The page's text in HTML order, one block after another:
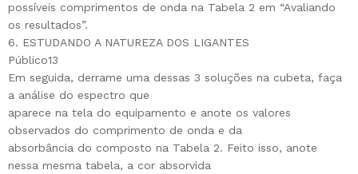
possíveis comprimentos de onda na Tabela 2 em “Avaliando
os resultados”.
6. ESTUDANDO A NATUREZA DOS LIGANTES
Público13
Em seguida, derrame uma dessas 3 soluções na cubeta, faça
a análise do espectro que
aparece na tela do equipamento e anote os valores
observados do comprimento de onda e da
absorbância do composto na Tabela 2. Feito isso, anote
nessa mesma tabela, a cor absorvida